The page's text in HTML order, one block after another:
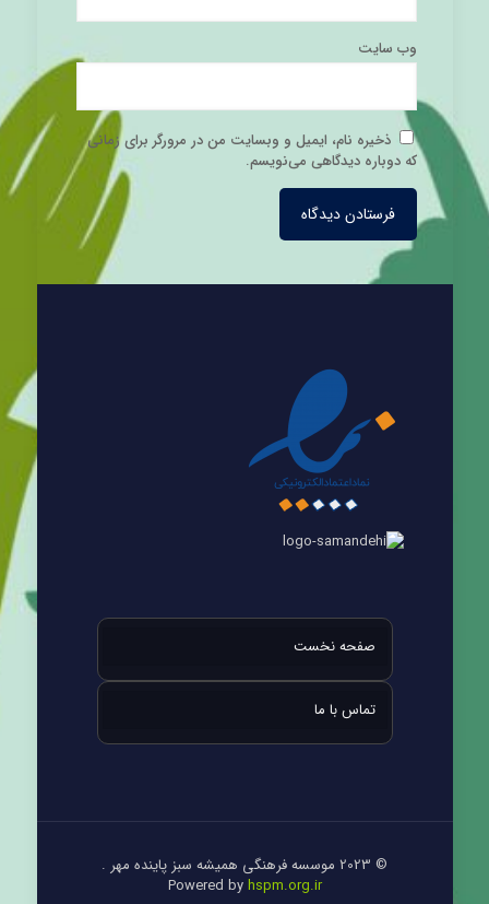
وب‌ سایت
ذخیره نام، ایمیل و وبسایت من در مرورگر برای زمانی
که دوباره دیدگاهی می‌نویسم.
صفحه نخست
تماس با ما
© 2023 موسسه فرهنگی همیشه سبز پاینده مهر .
Powered byhspm.org.ir